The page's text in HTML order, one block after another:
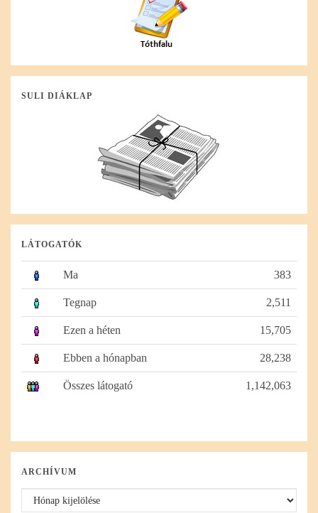
SULI DIÁKLAP
LÁTOGATÓK
Ma 383
Tegnap 2,511
Ezen a héten 15,705
Ebben a hónapban 28,238
Összes látogató 1,142,063
ARCHÍVUM
Archívum